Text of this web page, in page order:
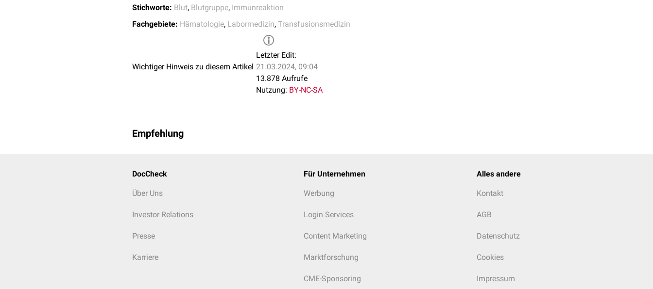
Stichworte: Blut, Blutgruppe, Immunreaktion
Fachgebiete: Hämatologie, Labormedizin, Transfusionsmedizin
Wichtiger Hinweis zu diesem Artikel
Letzter Edit:
21.03.2024, 09:04
13.878 Aufrufe
Nutzung: BY-NC-SA
Empfehlung
DocCheck
Über Uns
Investor Relations
Presse
Karriere
Für Unternehmen
Werbung
Login Services
Content Marketing
Marktforschung
CME-Sponsoring
Alles andere
Kontakt
AGB
Datenschutz
Cookies
Impressum